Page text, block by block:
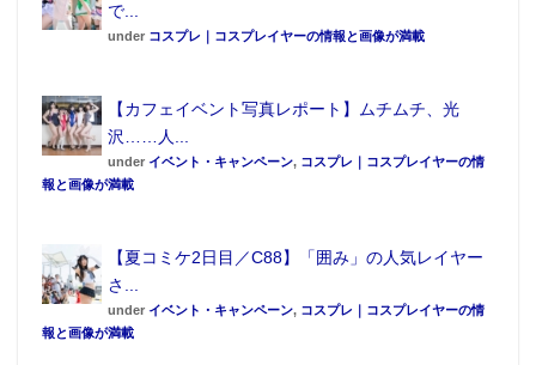
で...
under コスプレ｜コスプレイヤーの情報と画像が満載
【カフェイベント写真レポート】ムチムチ、光
沢……人...
under イベント・キャンペーン, コスプレ｜コスプレイヤーの情
報と画像が満載
【夏コミケ2日目／C88】「囲み」の人気レイヤー
さ...
under イベント・キャンペーン, コスプレ｜コスプレイヤーの情
報と画像が満載